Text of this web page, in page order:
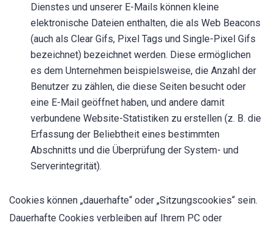
Dienstes und unserer E-Mails können kleine
elektronische Dateien enthalten, die als Web Beacons
(auch als Clear Gifs, Pixel Tags und Single-Pixel Gifs
bezeichnet) bezeichnet werden. Diese ermöglichen
es dem Unternehmen beispielsweise, die Anzahl der
Benutzer zu zählen, die diese Seiten besucht oder
eine E-Mail geöffnet haben, und andere damit
verbundene Website-Statistiken zu erstellen (z. B. die
Erfassung der Beliebtheit eines bestimmten
Abschnitts und die Überprüfung der System- und
Serverintegrität).
Cookies können „dauerhafte“ oder „Sitzungscookies“ sein.
Dauerhafte Cookies verbleiben auf Ihrem PC oder